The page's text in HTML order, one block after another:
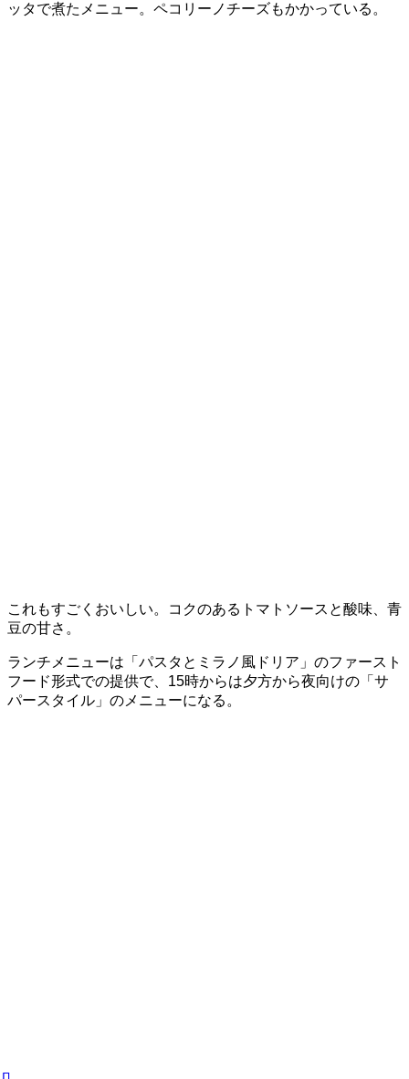
ッタで煮たメニュー。ペコリーノチーズもかかっている。
これもすごくおいしい。コクのあるトマトソースと酸味、青
豆の甘さ。
ランチメニューは「パスタとミラノ風ドリア」のファースト
フード形式での提供で、15時からは夕方から夜向けの「サ
パースタイル」のメニューになる。